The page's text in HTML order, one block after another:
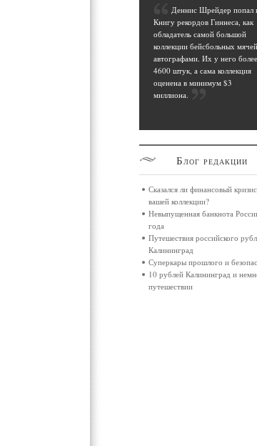
Деннис Шрейдер попал
Книгу рекордов Гиннеса, как
обладатель самой большой
коллекции бейсбольных
автографами. Их у него более
4600 штук, а сама коллекция
оценена в минимум $3
миллиона.
Блог редакции
Сказался ли финансовый
вашей коллекции?
Невыпущенная банкнота
года
Путешествия российского
Калининград
Суперкары прошлого и
10 рублей Калининград и
путешествии